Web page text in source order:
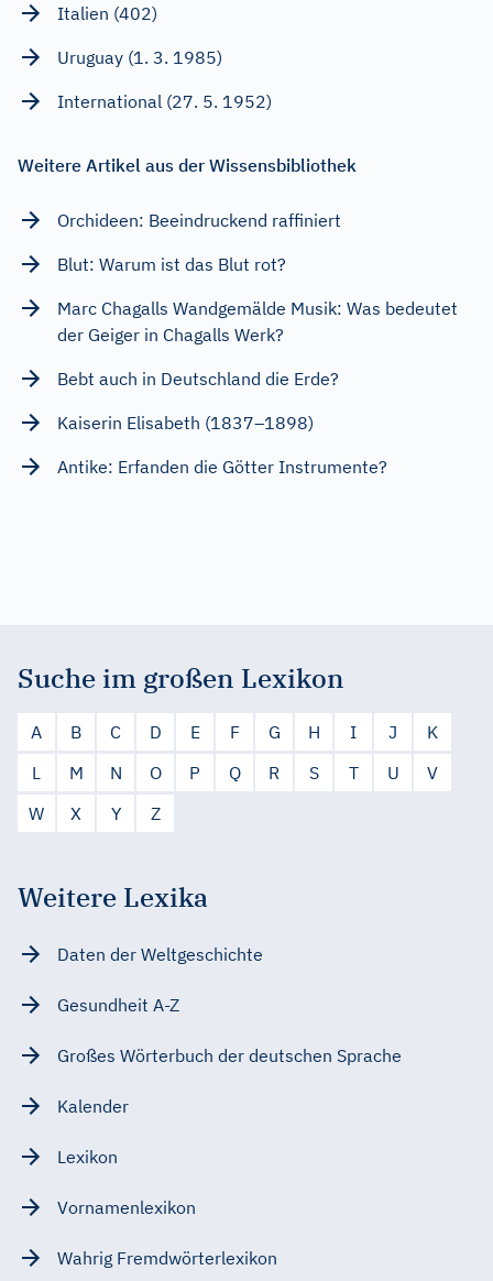
Italien (402)
Uruguay (1. 3. 1985)
International (27. 5. 1952)
Weitere Artikel aus der Wissensbibliothek
Orchideen: Beeindruckend raffiniert
Blut: Warum ist das Blut rot?
Marc Chagalls Wandgemälde Musik: Was bedeutet
der Geiger in Chagalls Werk?
Bebt auch in Deutschland die Erde?
Kaiserin Elisabeth (1837–1898)
Antike: Erfanden die Götter Instrumente?
Suche im großen Lexikon
A B C D E F G H I J
K
L
M N O P Q R S T U
V
W
X Y Z
Weitere Lexika
Daten der Weltgeschichte
Gesundheit A-Z
Großes Wörterbuch der deutschen Sprache
Kalender
Lexikon
Vornamenlexikon
Wahrig Fremdwörterlexikon